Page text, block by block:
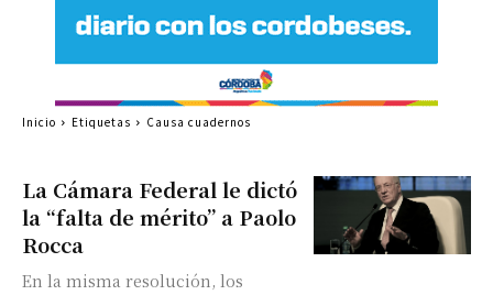
La Cámara Federal le dictó
la “falta de mérito” a Paolo
Rocca
En la misma resolución, los
Inicio Etiquetas Causa cuadernos